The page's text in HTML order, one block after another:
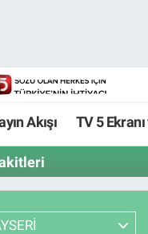
Akışı TV 5
Arşiv